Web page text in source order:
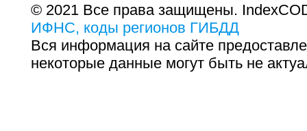
© 2021 Все права защищены.
ИФНС, коды регионов ГИБДД
Вся информация на сайте
некоторые данные могут быть не